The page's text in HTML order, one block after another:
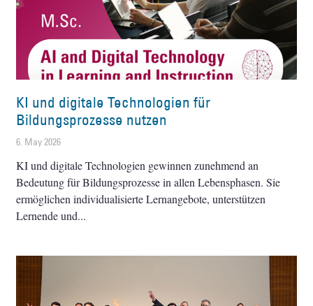
KI und digitale Technologien für
Bildungsprozesse nutzen
6. May 2026
KI und digitale Technologien gewinnen zunehmend an
Bedeutung für Bildungsprozesse in allen Lebensphasen. Sie
ermöglichen individualisierte Lernangebote, unterstützen
Lernende und